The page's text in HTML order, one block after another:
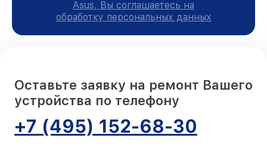
Asus, Вы соглашаетесь на
обработку персональных данных
Оставьте заявку на ремонт Вашего
устройства по телефону
+7 (495) 152-68-30